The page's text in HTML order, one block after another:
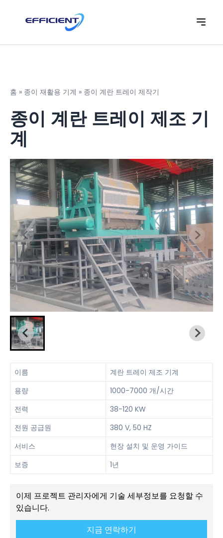
홈 » 종이 재활용 기계 » 종이 계란 트레이 제작기
종이 계란 트레이 제조 기
계
이름
계란 트레이 제조 기계
용량
1000-7000 개/시간
전력
38-120 KW
전원 공급원
380 V, 50 HZ
서비스
현장 설치 및 운영 가이드
보증
1년
이제 프로젝트 관리자에게 기술 세부정보를 요청할 수
있습니다.
지금 연락하기